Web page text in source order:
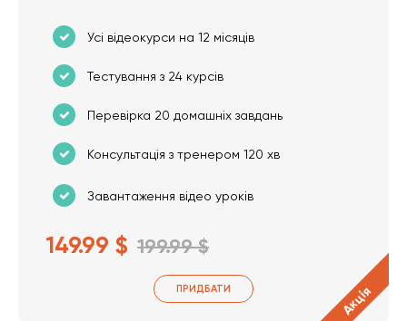
Усі відеокурси на 12 місяців
Тестування з 24 курсів
Перевірка 20 домашніх завдань
Консультація з тренером 120 хв
Завантаження відео уроків
149.99 $ 199.99 $
ПРИДБАТИ Акція